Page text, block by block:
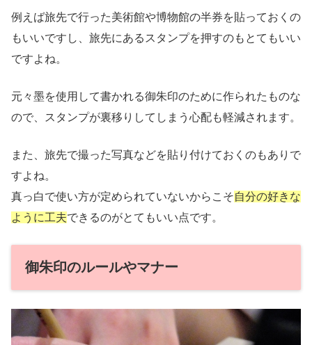
例えば旅先で行った美術館や博物館の半券を貼っておくの
もいいですし、旅先にあるスタンプを押すのもとてもいい
ですよね。
元々墨を使用して書かれる御朱印のために作られたものな
ので、スタンプが裏移りしてしまう心配も軽減されます。
また、旅先で撮った写真などを貼り付けておくのもありで
すよね。
真っ白で使い方が定められていないからこそ自分の好きな
ように工夫できるのがとてもいい点です。
御朱印のルールやマナー